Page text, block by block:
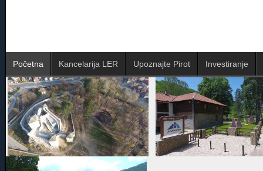
Početna Kancelarija LER Upoznajte Pirot Investiranje